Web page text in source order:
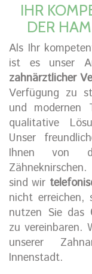
IHR
DER
Als Ihr
ist es unser
zahnärztlicher
Verfügung zu
und modernen
qualitative
Unser
Ihnen von
sind wir
nicht erreichen,
nutzen Sie das
zu vereinbaren.
unserer
Innenstadt.